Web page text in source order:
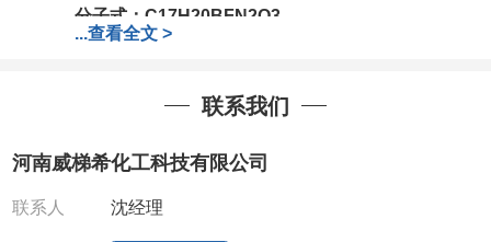
分子式： C17H20BFN2O3
分子量：330.17
;1g;2.5g ;5g ;10g可根据客户需求进行分装
我司对高校及科研单位先发货和
全额退款,并承担所有运费。
:0371-63377391/13393727064
...查看全文 >
联系我们
河南威梯希化工科技有限公司
联系人 沈经理